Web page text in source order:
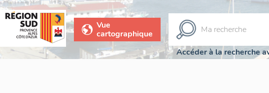
Vue
cartographique
Accéder à la recherche